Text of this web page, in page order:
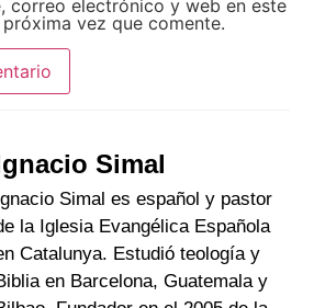
correo electrónico y web en este
vez que comente.
Simal
Simal es español y pastor
la Iglesia Evangélica Española
Catalunya. Estudió teología y
en Barcelona, Guatemala y